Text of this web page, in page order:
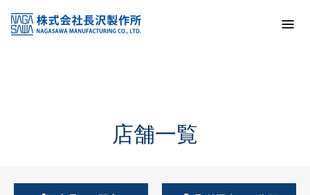
KSS加盟店・取扱店情報
店舗一覧
店舗一覧